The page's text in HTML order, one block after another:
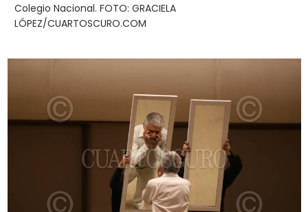
Colegio Nacional. FOTO: GRACIELA
LÓPEZ/CUARTOSCURO.COM